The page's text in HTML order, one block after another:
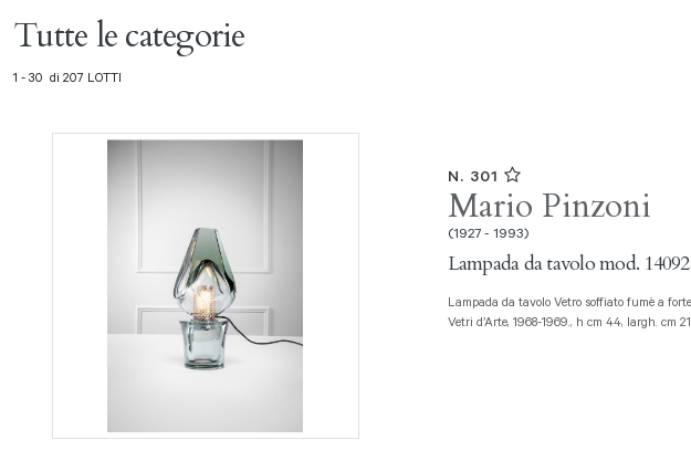
Tutte le categorie
1 - 30 di 207 LOTTI
N. 301
Mario Pinzoni
(1927 - 1993)
Lampada da tavolo mod. 14092
Lampada da tavolo Vetro soffiato fumè a forte spessore, molato. Prod. Seguso
Vetri d’Arte, 1968-1969., h cm 44, largh. cm 21